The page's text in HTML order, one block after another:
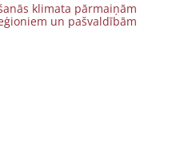
klimata pārmaiņām
un pašvaldībām